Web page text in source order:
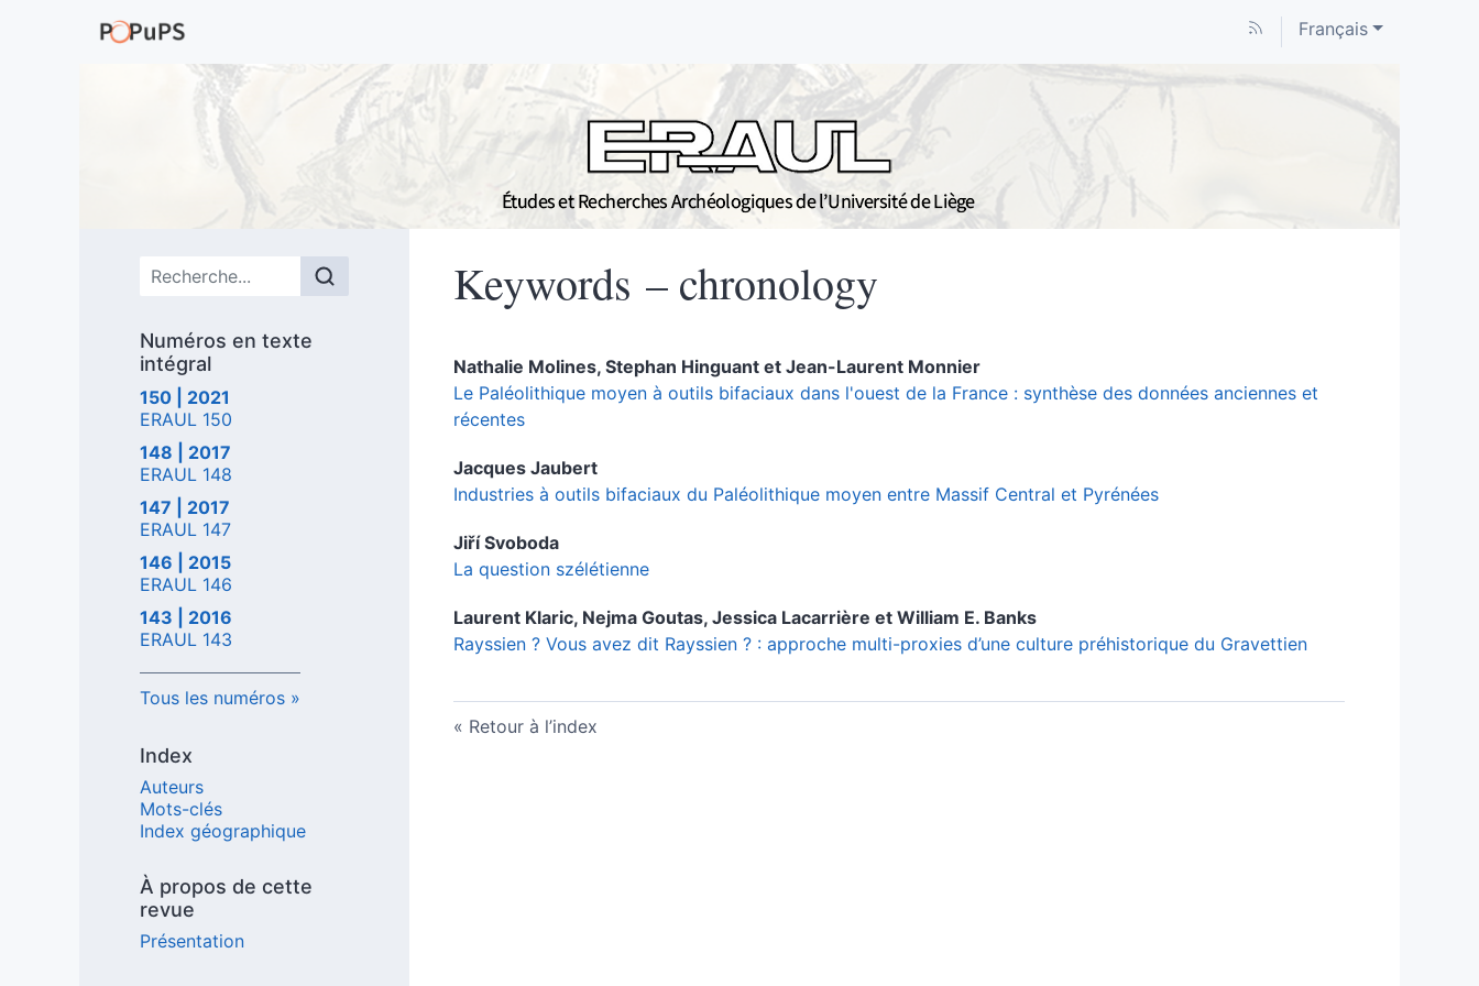
Français
Menu principal
Numéros en texte
intégral
150 | 2021
ERAUL 150
148 | 2017
ERAUL 148
147 | 2017
ERAUL 147
146 | 2015
ERAUL 146
143 | 2016
ERAUL 143
Tous les numéros
Index
Auteurs
Mots-clés
Index géographique
À propos de cette
revue
Présentation
Keywords – chronology
Nathalie Molines, Stephan Hinguant et Jean-Laurent Monnier
Le Paléolithique moyen à outils bifaciaux dans l'ouest de la France : synthèse des données anciennes et
récentes
Jacques Jaubert
Industries à outils bifaciaux du Paléolithique moyen entre Massif Central et Pyrénées
JiříSvoboda
La question szélétienne
Laurent Klaric, Nejma Goutas, Jessica Lacarrière et William E. Banks
Rayssien ? Vous avez dit Rayssien ? : approche multi-proxies d’une culture préhistorique du Gravettien
Retour à l’index